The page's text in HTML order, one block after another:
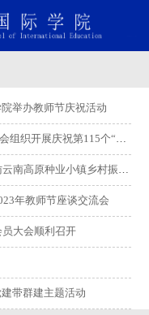
举办教师节庆祝活动
个“三八”国际妇女节系列活动
村振兴暨“国际三八妇女节”工会活动
年教师节座谈交流会
大会顺利召开
带群建主题活动